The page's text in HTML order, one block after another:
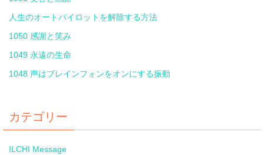
人生のオートパイロットを解除する方法
1050 感謝と笑み
1049 永遠の生命
1048 声はブレインフォンをオンにする振動
カテゴリー
ILCHI Message